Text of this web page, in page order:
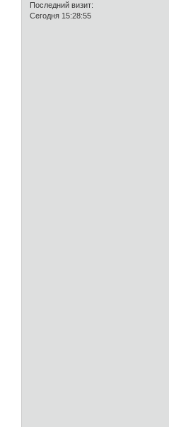
Последний визит:
Сегодня 15:28:55